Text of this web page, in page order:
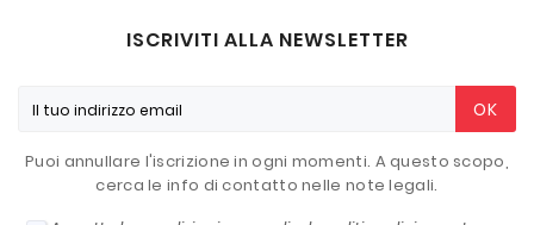
ISCRIVITI ALLA NEWSLETTER
OK
Puoi annullare l'iscrizione in ogni momenti. A questo scopo,
cerca le info di contatto nelle note legali.